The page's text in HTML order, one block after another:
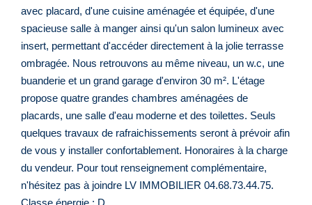
avec placard, d'une cuisine aménagée et équipée, d'une
spacieuse salle à manger ainsi qu'un salon lumineux avec
insert, permettant d'accéder directement à la jolie terrasse
ombragée. Nous retrouvons au même niveau, un w.c, une
buanderie et un grand garage d'environ 30 m². L'étage
propose quatre grandes chambres aménagées de
placards, une salle d'eau moderne et des toilettes. Seuls
quelques travaux de rafraichissements seront à prévoir afin
de vous y installer confortablement. Honoraires à la charge
du vendeur. Pour tout renseignement complémentaire,
n'hésitez pas à joindre LV IMMOBILIER 04.68.73.44.75.
Classe énergie : D